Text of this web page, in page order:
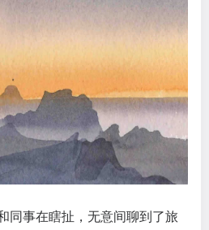
同事在瞎扯，无意间聊到了旅